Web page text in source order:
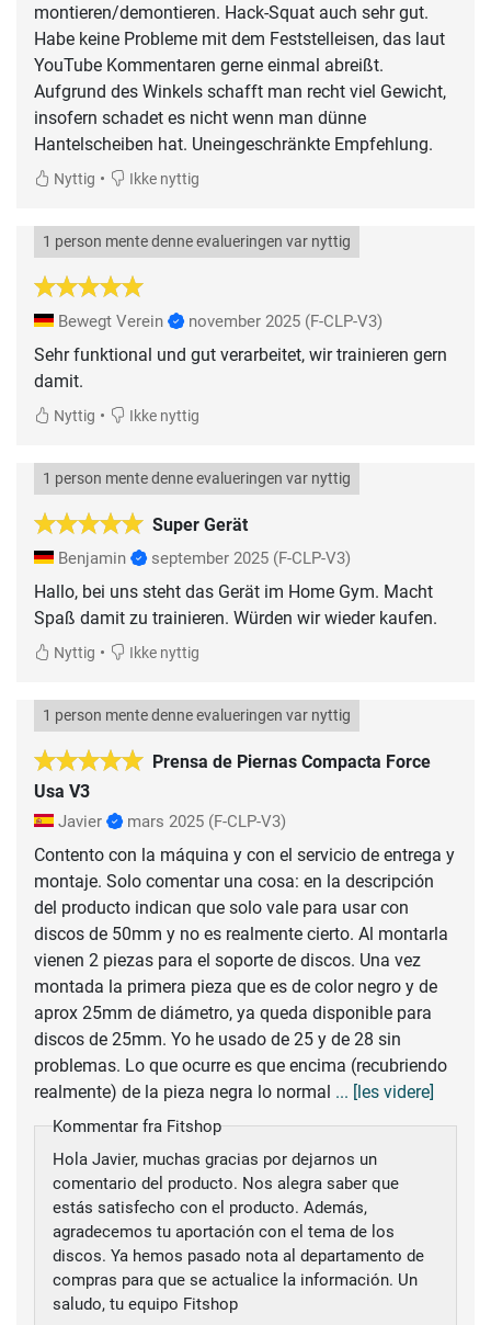
montieren/demontieren. Hack-Squat auch sehr gut.
Habe keine Probleme mit dem Feststelleisen, das laut
YouTube Kommentaren gerne einmal abreißt.
Aufgrund des Winkels schafft man recht viel Gewicht,
insofern schadet es nicht wenn man dünne
Hantelscheiben hat. Uneingeschränkte Empfehlung.
Nyttig • Ikke nyttig
1 person mente denne evalueringen var nyttig
Bewegt Verein november 2025 (F-CLP-V3)
Sehr funktional und gut verarbeitet, wir trainieren gern
damit.
Nyttig • Ikke nyttig
Super Gerät
1 person mente denne evalueringen var nyttig
Benjamin september 2025 (F-CLP-V3)
Hallo, bei uns steht das Gerät im Home Gym. Macht
Spaß damit zu trainieren. Würden wir wieder kaufen.
Nyttig • Ikke nyttig
Prensa de Piernas Compacta Force
Usa V3
1 person mente denne evalueringen var nyttig
Javier mars 2025 (F-CLP-V3)
Contento con la máquina y con el servicio de entrega y
montaje. Solo comentar una cosa: en la descripción
del producto indican que solo vale para usar con
discos de 50mm y no es realmente cierto. Al montarla
vienen 2 piezas para el soporte de discos. Una vez
montada la primera pieza que es de color negro y de
aprox 25mm de diámetro, ya queda disponible para
discos de 25mm. Yo he usado de 25 y de 28 sin
problemas. Lo que ocurre es que encima (recubriendo
realmente) de la pieza negra lo normal ... [les videre]
Kommentar fra Fitshop
Hola Javier, muchas gracias por dejarnos un
comentario del producto. Nos alegra saber que
estás satisfecho con el producto. Además,
agradecemos tu aportación con el tema de los
discos. Ya hemos pasado nota al departamento de
compras para que se actualice la información. Un
saludo, tu equipo Fitshop